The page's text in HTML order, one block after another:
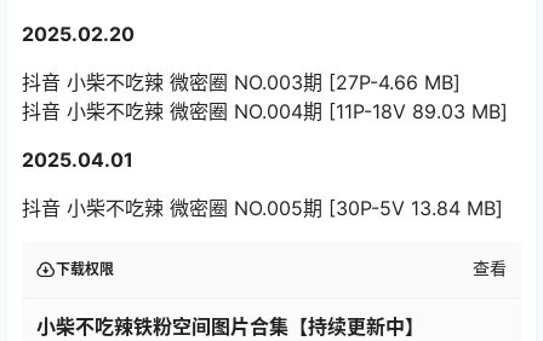
2025.02.20
抖音 小柴不吃辣 微密圈 NO.003期 [27P-4.66 MB]
抖音 小柴不吃辣 微密圈 NO.004期 [11P-18V 89.03 MB]
2025.04.01
抖音 小柴不吃辣 微密圈 NO.005期 [30P-5V 13.84 MB]
下载权限 查看
小柴不吃辣铁粉空间图片合集【持续更新中】